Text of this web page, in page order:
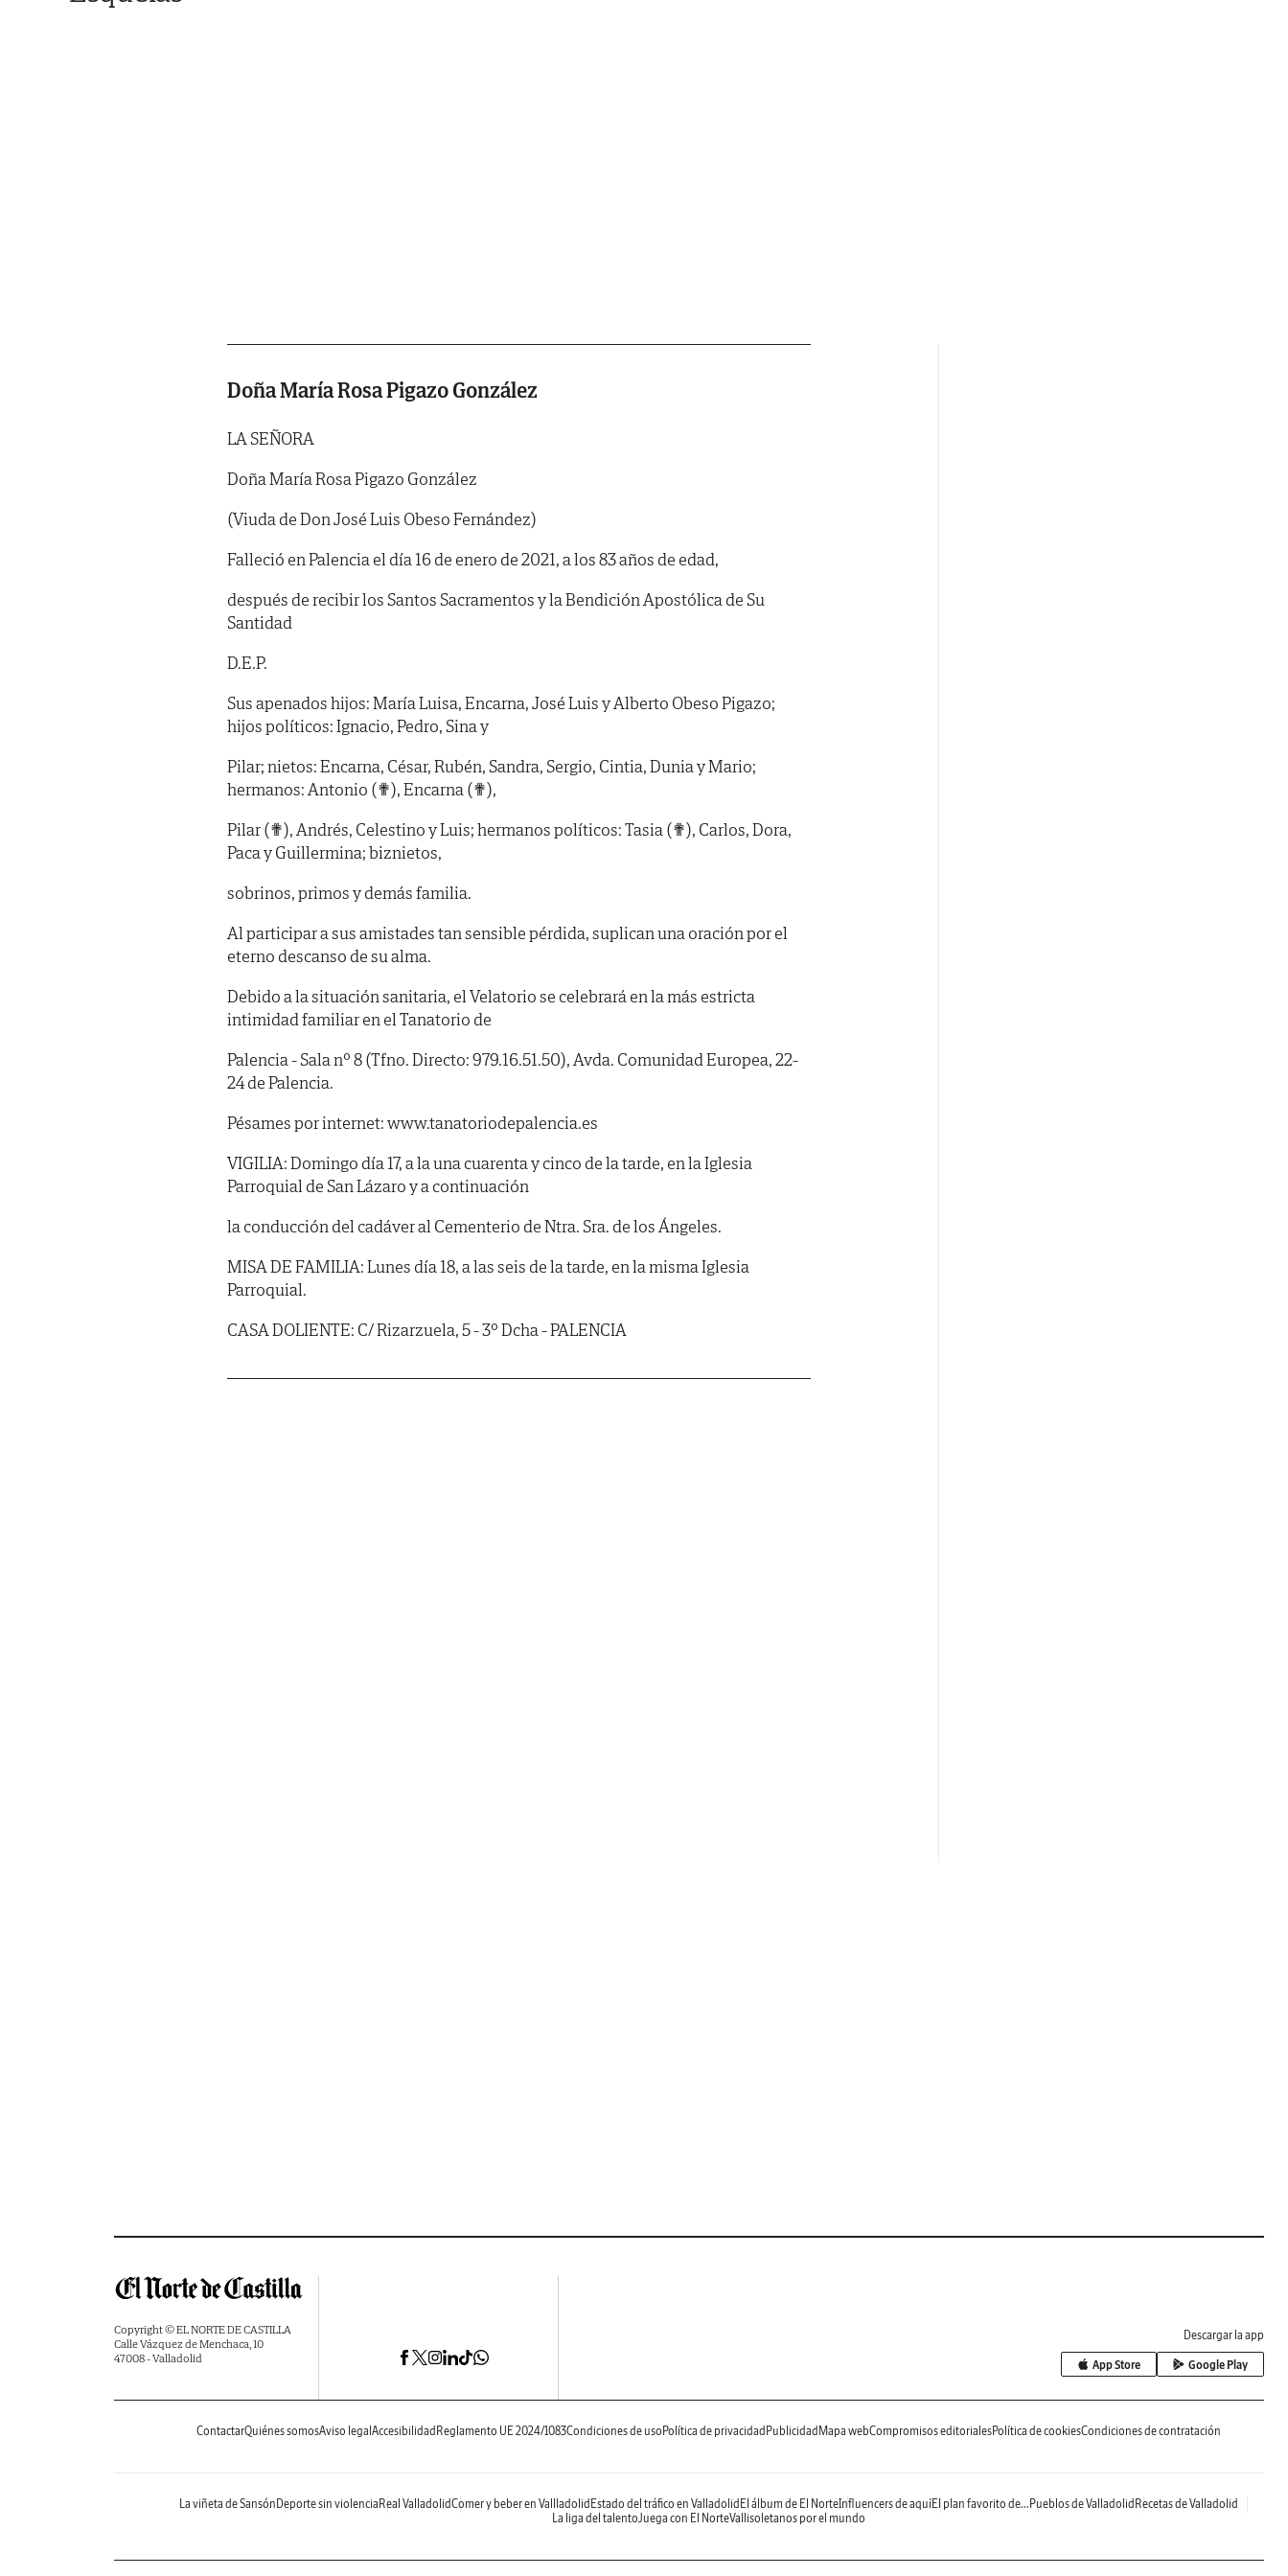
Doña María Rosa Pigazo González
LA SEÑORA
Doña María Rosa Pigazo González
(Viuda de Don José Luis Obeso Fernández)
Falleció en Palencia el día 16 de enero de 2021, a los 83 años de edad,
después de recibir los Santos Sacramentos y la Bendición Apostólica de Su
Santidad
D.E.P.
Sus apenados hijos: María Luisa, Encarna, José Luis y Alberto Obeso Pigazo;
hijos políticos: Ignacio, Pedro, Sina y
Pilar; nietos: Encarna, César, Rubén, Sandra, Sergio, Cintia, Dunia y Mario;
hermanos: Antonio (✟), Encarna (✟),
Pilar (✟), Andrés, Celestino y Luis; hermanos políticos: Tasia (✟), Carlos, Dora,
Paca y Guillermina; biznietos,
sobrinos, primos y demás familia.
Al participar a sus amistades tan sensible pérdida, suplican una oración por el
eterno descanso de su alma.
Debido a la situación sanitaria, el Velatorio se celebrará en la más estricta
intimidad familiar en el Tanatorio de
Palencia - Sala nº 8 (Tfno. Directo: 979.16.51.50), Avda. Comunidad Europea, 22-
24 de Palencia.
Pésames por internet: www.tanatoriodepalencia.es
VIGILIA: Domingo día 17, a la una cuarenta y cinco de la tarde, en la Iglesia
Parroquial de San Lázaro y a continuación
la conducción del cadáver al Cementerio de Ntra. Sra. de los Ángeles.
MISA DE FAMILIA: Lunes día 18, a las seis de la tarde, en la misma Iglesia
Parroquial.
CASA DOLIENTE: C/ Rizarzuela, 5 - 3º Dcha - PALENCIA
Copyright © EL NORTE DE CASTILLA
Calle Vázquez de Menchaca, 10
47008 - Valladolid
Descargar la app
App Store Google Play
ContactarQuiénes somosAviso legal Accesibilidad Reglamento UE 2024/1083Condiciones de uso Política de privacidad Publicidad Mapa webCompromisos editorialesPolítica de cookiesCondiciones de contratación
La viñeta de Sansón Deporte sin violencia Real ValladolidComer y beber en Vallladolid Estado del tráfico en Valladolid El álbum de El NorteInfluencers de aquíEl plan favorito de... Pueblos de Valladolid Recetas de Valladolid
La liga del talentoJuega con El NorteVallisoletanos por el mundo